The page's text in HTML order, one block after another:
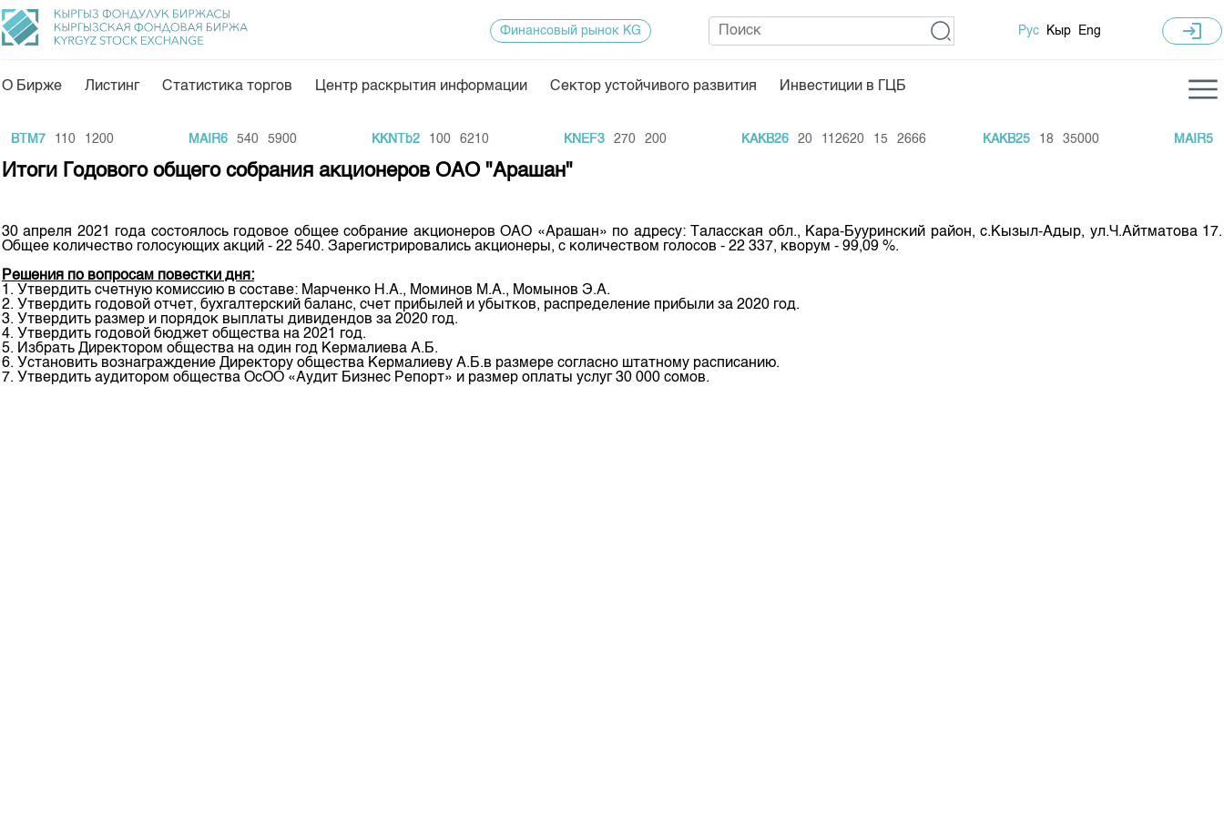
Общая информация
Руководство
Внутренний аудитор
Комитеты
Участники торгов
Наши партнеры
Cтратегия развития
Товарно-сырьевой сектор
Центр раскрытия информации
Тарифы
Аналитика
Финансовый рынок KG
Пресс-клуб
25 лет ЗАО КФБ
Биржевая деятельность
Центр раскрытия информации Индекс и Капитализация
Котировки по ЦБ
Финансовый рынок KG Рус Кыр Eng login
О Бирже Листинг Статистика торгов Центр раскрытия информации Сектор устойчивого развития Инвестиции в ГЦБ
110 1200 MAIR6 540 5900 KKNTb2 100 6210 KNEF3 270 200 KAKB26 20 112620 15 2666 KAKB25 18 35000 MAIR5
Итоги Годового общего собрания акционеров ОАО "Арашан"
30 апреля 2021 года состоялось годовое общее собрание акционеров ОАО «Арашан» по адресу: Таласская обл., Кара-Бууринский район, с.Кызыл-Адыр, ул.Ч.Айтматова 17.
Общее количество голосующих акций - 22 540. Зарегистрировались акционеры, с количеством голосов - 22 337, кворум - 99,09 %.
Решения по вопросам повестки дня:
1. Утвердить счетную комиссию в составе: Марченко Н.А., Моминов М.А., Момынов Э.А.
2. Утвердить годовой отчет, бухгалтерский баланс, счет прибылей и убытков, распределение прибыли за 2020 год.
3. Утвердить размер и порядок выплаты дивидендов за 2020 год.
4. Утвердить годовой бюджет общества на 2021 год.
5. Избрать Директором общества на один год Кермалиева А.Б.
6. Установить вознаграждение Директору общества Кермалиеву А.Б.в размере согласно штатному расписанию.
7. Утвердить аудитором общества ОсОО «Аудит Бизнес Репорт» и размер оплаты услуг 30 000 сомов.